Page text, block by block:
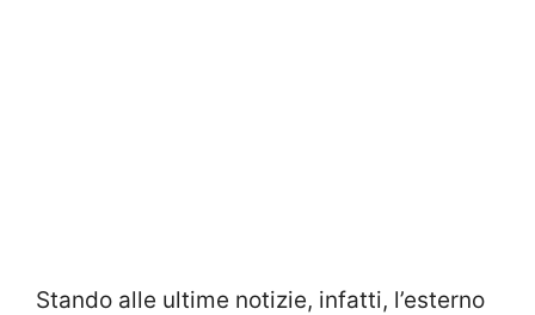
Stando alle ultime notizie, infatti, l’esterno